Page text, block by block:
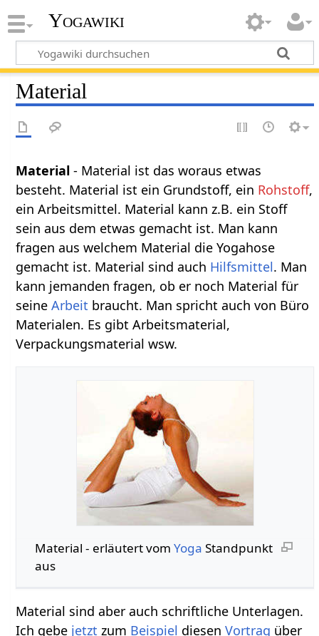
Yogawiki
Material
Material‏‎- Material ist das woraus etwas
besteht. Material ist ein Grundstoff, ein Rohstoff,
ein Arbeitsmittel. Material kann z.B. ein Stoff
sein aus dem etwas gemacht ist. Man kann
fragen aus welchem Material die Yogahose
gemacht ist. Material sind auch Hilfsmittel. Man
kann jemanden fragen, ob er noch Material für
seineArbeit braucht. Man spricht auch von Büro
Materialen. Es gibt Arbeitsmaterial,
Verpackungsmaterial wsw.
Material‏‎ - erläutert vom Yoga Standpunkt
aus
Material sind aber auch schriftliche Unterlagen.
Ich gebe jetzt zum Beispiel diesenVortrag über